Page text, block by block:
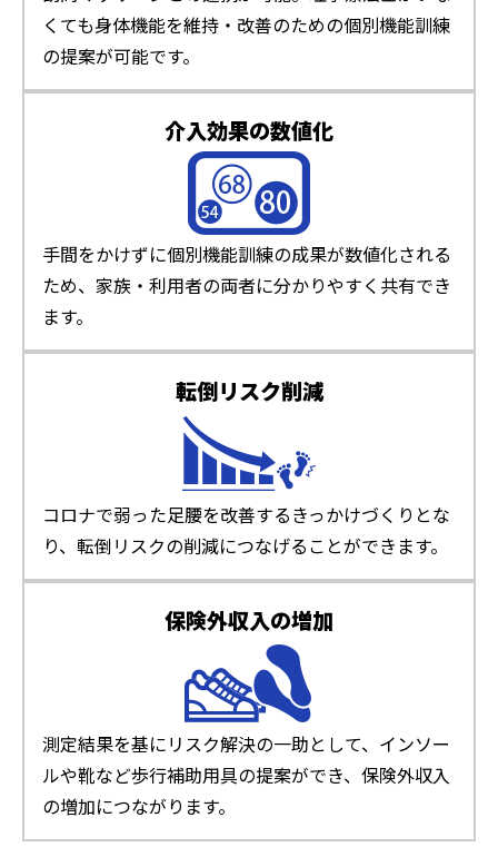
くても身体機能を維持・改善のための個別機能訓練
の提案が可能です。
介入効果の数値化
手間をかけずに個別機能訓練の成果が数値化される
ため、家族・利用者の両者に分かりやすく共有でき
ます。
転倒リスク削減
コロナで弱った足腰を改善するきっかけづくりとな
り、転倒リスクの削減につなげることができます。
保険外収入の増加
測定結果を基にリスク解決の一助として、インソー
ルや靴など歩行補助用具の提案ができ、保険外収入
の増加につながります。